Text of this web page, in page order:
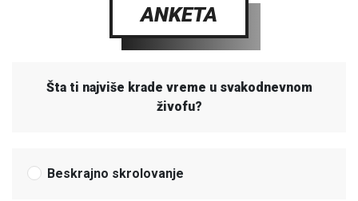
ANKETA
Šta ti najviše krade vreme u svakodnevnom
živofu?
Beskrajno skrolovanje